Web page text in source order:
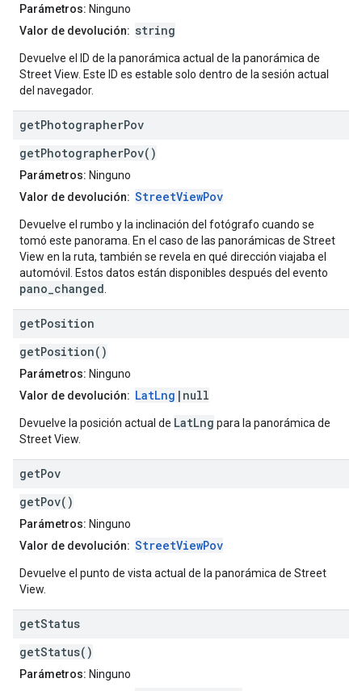
Parámetros: Ninguno
Valor de devolución: string
Devuelve el ID de la panorámica actual de la panorámica de
Street View. Este ID es estable solo dentro de la sesión actual
del navegador.
getPhotographerPov
getPhotographerPov()
Parámetros: Ninguno
Valor de devolución: StreetViewPov
Devuelve el rumbo y la inclinación del fotógrafo cuando se
tomó este panorama. En el caso de las panorámicas de Street
View en la ruta, también se revela en qué dirección viajaba el
automóvil. Estos datos están disponibles después del evento
pano_changed
getPosition
getPosition()
Parámetros: Ninguno
Valor de devolución: LatLng |null
Devuelve la posición actual de LatLng para la panorámica de
Street View.
getPov
getPov()
Parámetros: Ninguno
Valor de devolución: StreetViewPov
Devuelve el punto de vista actual de la panorámica de Street
View.
getStatus
getStatus()
Parámetros: Ninguno